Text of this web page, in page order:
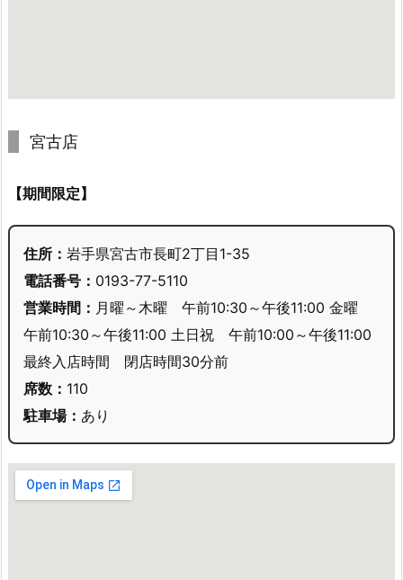
宮古店
【期間限定】
住所： 岩手県宮古市長町2丁目1-35
電話番号： 0193-77-5110
営業時間： 月曜～木曜 午前10:30～午後11:00 金曜
午前10:30～午後11:00 土日祝 午前10:00～午後11:00
最終入店時間 閉店時間30分前
席数： 110
駐車場： あり